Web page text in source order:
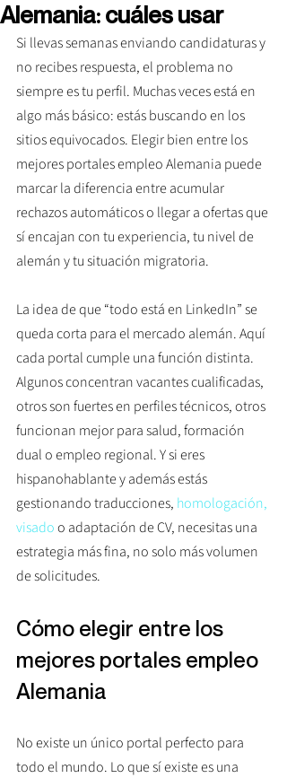
Alemania: cuáles usar
Si llevas semanas enviando candidaturas y
no recibes respuesta, el problema no
siempre es tu perfil. Muchas veces está en
algo más básico: estás buscando en los
sitios equivocados. Elegir bien entre los
mejores portales empleo Alemania puede
marcar la diferencia entre acumular
rechazos automáticos o llegar a ofertas que
sí encajan con tu experiencia, tu nivel de
alemán y tu situación migratoria.
La idea de que “todo está en LinkedIn” se
queda corta para el mercado alemán. Aquí
cada portal cumple una función distinta.
Algunos concentran vacantes cualificadas,
otros son fuertes en perfiles técnicos, otros
funcionan mejor para salud, formación
dual o empleo regional. Y si eres
hispanohablante y además estás
gestionando traducciones, homologación,
visado o adaptación de CV, necesitas una
estrategia más fina, no solo más volumen
de solicitudes.
Cómo elegir entre los
mejores portales empleo
Alemania
No existe un único portal perfecto para
todo el mundo. Lo que sí existe es una